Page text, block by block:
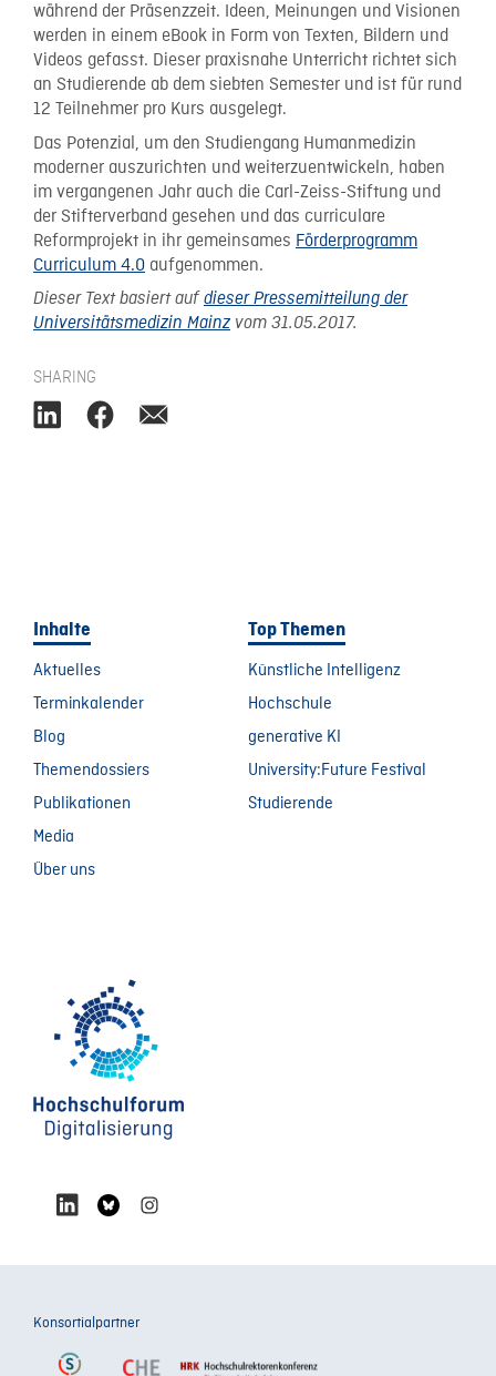
während der Präsenzzeit. Ideen, Meinungen und Visionen
werden in einem eBook in Form von Texten, Bildern und
Videos gefasst. Dieser praxisnahe Unterricht richtet sich
an Studierende ab dem siebten Semester und ist für rund
12 Teilnehmer pro Kurs ausgelegt.
Das Potenzial, um den Studiengang Humanmedizin
moderner auszurichten und weiterzuentwickeln, haben
im vergangenen Jahr auch die Carl-Zeiss-Stiftung und
der Stifterverband gesehen und das curriculare
Reformprojekt in ihr gemeinsames Förderprogramm
Curriculum 4.0 aufgenommen.
Dieser Text basiert auf dieser Pressemitteilung der
Universitätsmedizin Mainz vom 31.05.2017.
SHARING
Inhalte
Aktuelles
Terminkalender
Blog
Themendossiers
Publikationen
Media
Über uns
Top Themen
Künstliche Intelligenz
Hochschule
generative KI
University:Future Festival
Studierende
Konsortialpartner